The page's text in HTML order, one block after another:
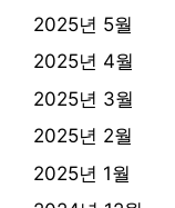
2025년 5월
2025년 4월
2025년 3월
2025년 2월
2025년 1월